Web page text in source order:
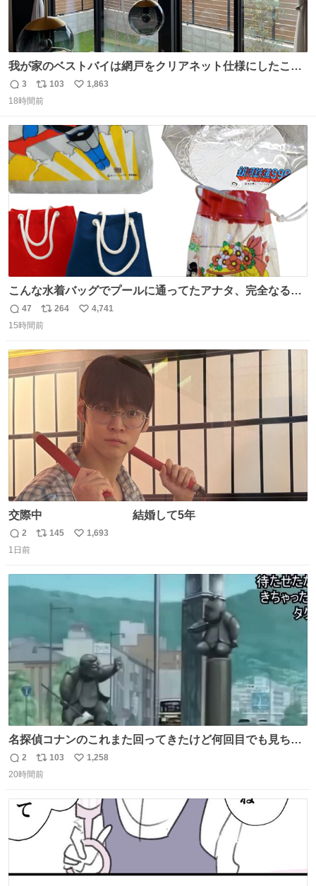
我が家のベストバイは網戸をクリアネット仕様にしたこ
と。網目が細かいから虫の侵入は一切許さないし、見た目
もクリアで網戸の存在を感じない。特筆すべきはその値
コスパ。これから家を建てる方は迷わず採用してほしい。
返
信
3
リ
ポ
ト
数
103
い
数
1,863
18時間前
こんな水着バッグでプールに通ってたアナタ、完全なる同
世代（笑） #70年代 #80年代 #昭和レトロ
返
信
47
リ
ポ
数
264
い
数
4,741
15時間前
交際中 結婚して5年
返
信
2
リ
145
い
1,693
1日前
名探偵コナンのこれまた回ってきたけど何回目でも見ちゃ
う魔力あるのよな
返
信
2
リ
ポ
数
103
い
数
1,258
20時間前